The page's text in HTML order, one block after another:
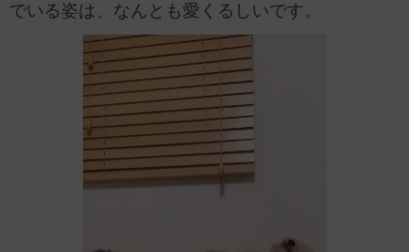
でいる姿は、なんとも愛くるしいです。